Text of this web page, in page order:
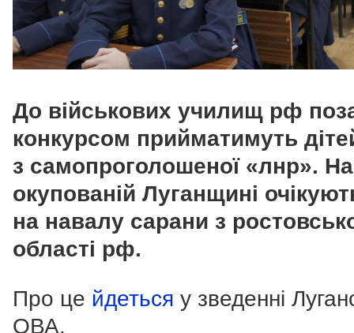
До військових училищ рф
конкурсом прийматимуть
з самопроголошеної «лнр». На
окупованій Луганщині
на навалу сарани з
області рф.
Про це йдеться у зведенні
ОВА.